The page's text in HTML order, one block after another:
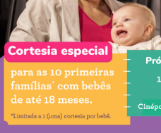
NOVOS NEGÓCIOS
O SHOPPING
SERVIÇOS
SHOPPINGS DA GAZIT